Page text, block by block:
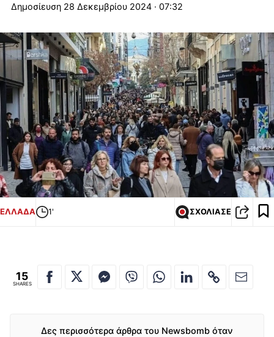
28 Δεκεμβρίου 2024 · 07:32
ΕΛΛΑΔΑ 1' ΣΧΟΛΙΑΣΕ
15
SHARES
Δες περισσότερα άρθρα του Newsbomb όταν